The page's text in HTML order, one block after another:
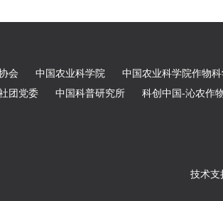
会 中国农业科学院 中国农业科学院作物
团党委
中国科普研究所 科创中国-沁农作
技术支